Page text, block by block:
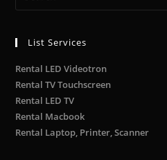
List Services
Rental LED Videotron
Rental TV Touchscreen
Rental LED TV
Rental Macbook
Rental Laptop, Printer, Scanner